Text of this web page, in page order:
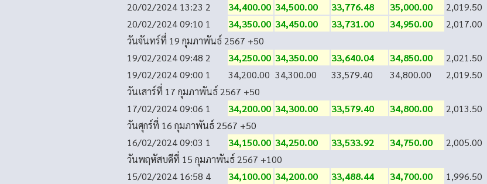
20/02/2024 13:23 2 34,400.00 34,500.00 33,776.48 35,000.00 2,019.50
20/02/2024 09:10 1 34,350.00 34,450.00 33,731.00 34,950.00 2,017.00
วันจันทร์ที่ 19 กุมภาพันธ์ 2567 +50
19/02/2024 09:48 2 34,250.00 34,350.00 33,640.04 34,850.00 2,021.50
19/02/2024 09:00 1 34,200.00 34,300.00 33,579.40 34,800.00 2,019.50
วันเสาร์ที่ 17 กุมภาพันธ์ 2567 +50
17/02/2024 09:06 1 34,200.00 34,300.00 33,579.40 34,800.00 2,013.50
วันศุกร์ที่ 16 กุมภาพันธ์ 2567 +50
16/02/2024 09:03 1 34,150.00 34,250.00 33,533.92 34,750.00 2,005.00
วันพฤหัสบดีที่ 15 กุมภาพันธ์ 2567 +100
15/02/2024 16:58 4 34,100.00 34,200.00 33,488.44 34,700.00 1,996.50